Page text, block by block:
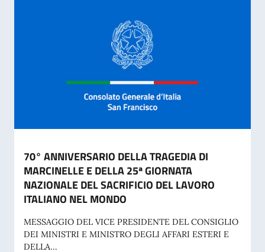
70° ANNIVERSARIO DELLA TRAGEDIA DI
MARCINELLE E DELLA 25ª GIORNATA
NAZIONALE DEL SACRIFICIO DEL LAVORO
ITALIANO NEL MONDO
MESSAGGIO DEL VICE PRESIDENTE DEL CONSIGLIO
DEI MINISTRI E MINISTRO DEGLI AFFARI ESTERI E
DELLA...